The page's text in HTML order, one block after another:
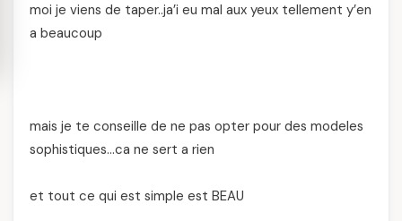
moi je viens de taper..ja’i eu mal aux yeux tellement y’en
a beaucoup
mais je te conseille de ne pas opter pour des modeles
sophistiques…ca ne sert a rien
et tout ce qui est simple est BEAU